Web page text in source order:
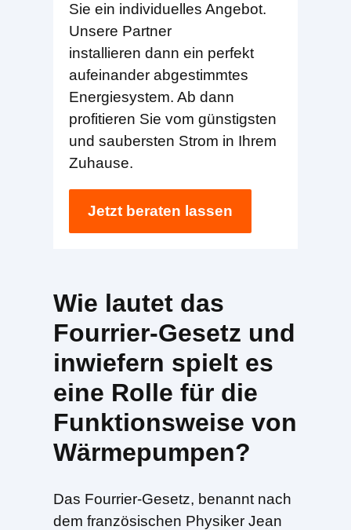
Sie ein individuelles Angebot.
Unsere Partner
installieren dann ein perfekt
aufeinander abgestimmtes
Energiesystem. Ab dann
profitieren Sie vom günstigsten
und saubersten Strom in Ihrem
Zuhause.
Jetzt beraten lassen
Wie lautet das
Fourrier-Gesetz und
inwiefern spielt es
eine Rolle für die
Funktionsweise von
Wärmepumpen?
Das Fourrier-Gesetz, benannt nach
dem französischen Physiker Jean